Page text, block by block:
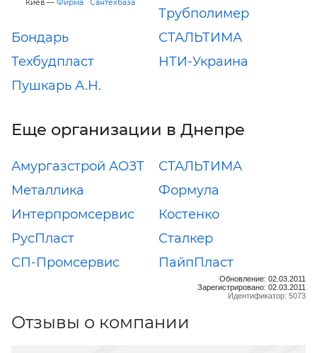
Киев — Фирма `Сантехбаза`
Трубполимер
Бондарь
СТАЛЬТИМА
Техбудпласт
НТИ-Украина
Пушкарь А.Н.
Еще организации в Днепре
Амургазстрой АОЗТ
СТАЛЬТИМА
Металлика
Формула
Интерпромсервис
Костенко
РусПласт
Сталкер
СП-Промсервис
ПайпПласт
Обновление: 02.03.2011
Зарегистрировано: 02.03.2011
Идентификатор: 5073
Отзывы о компании